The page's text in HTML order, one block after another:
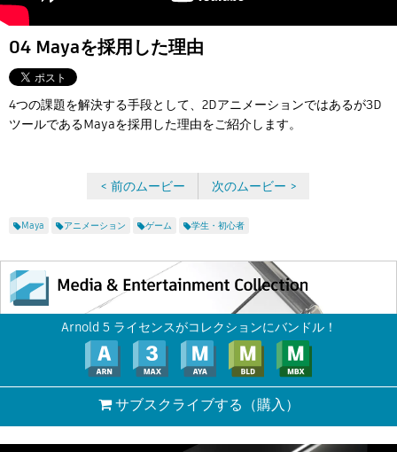
04 Mayaを採用した理由
4つの課題を解決する手段として、2Dアニメーションではあるが3D
ツールであるMayaを採用した理由をご紹介します。
< 前のムービー 次のムービー >
Maya アニメーション ゲーム 学生・初心者
Arnold 5 ライセンスがコレクションにバンドル！
サブスクライブする （購入）